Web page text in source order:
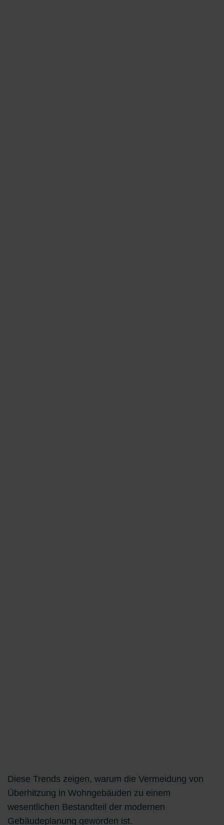
Diese Trends zeigen, warum die Vermeidung von
Überhitzung in Wohngebäuden zu einem
wesentlichen Bestandteil der modernen
Gebäudeplanung geworden ist.